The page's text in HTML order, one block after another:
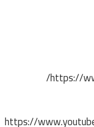
https://
https://